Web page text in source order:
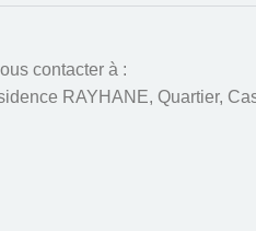
contacter à :
RAYHANE, Quartier,